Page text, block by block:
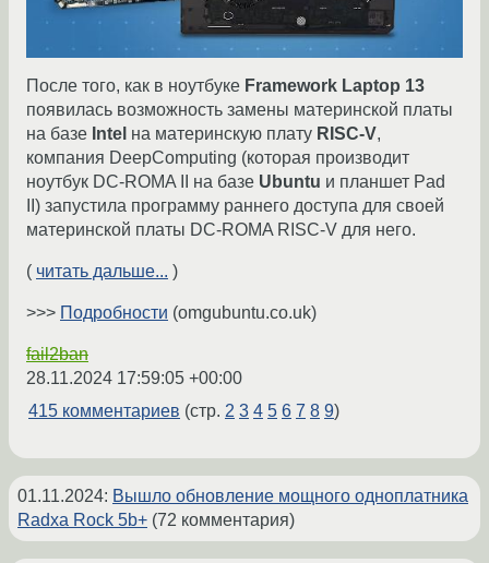
После того, как в ноутбуке Framework Laptop 13
появилась возможность замены материнской платы
на базе Intel на материнскую плату RISC-V,
компания DeepComputing (которая производит
ноутбук DC-ROMA II на базе Ubuntu и планшет Pad
II) запустила программу раннего доступа для своей
материнской платы DC-ROMA RISC-V для него.
( читать дальше... )
>>> Подробности (omgubuntu.co.uk)
fail2ban
28.11.2024 17:59:05 +00:00
415 комментариев (стр. 2 3 4 5 6 7 8 9)
01.11.2024: Вышло обновление мощного одноплатника
Radxa Rock 5b+ (72 комментария)